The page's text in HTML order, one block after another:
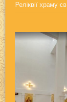
Реліквії храму